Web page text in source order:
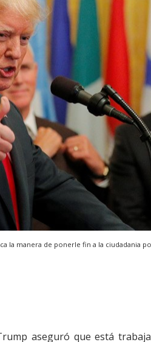
la manera de ponerle fin a la ciudadania
aseguró que está